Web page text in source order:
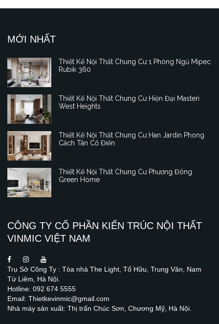
MỚI NHẤT
Thiết Kế Nội Thất Chung Cư 1 Phòng Ngủ Mipec
Rubik 360
Thiết Kế Nội Thất Chung Cư Hiện Đại Masteri
West Heights
Thiết Kế Nội Thất Chung Cư Han Jardin Phong
Cách Tân Cổ Điển
Thiết Kế Nội Thất Chung Cư Phương Đông
Green Home
CÔNG TY CỔ PHẦN KIẾN TRÚC NỘI THẤT
VINMIC VIỆT NAM
Trụ Sở Công Ty : Tòa nhà The Light, Tố Hữu, Trung Văn, Nam
Từ Liêm, Hà Nội.
Hotline: 092 674 5555
Email: Thietkevinmic@gmail.com
Nhà máy sản xuất: Thị trấn Chúc Sơn, Chương Mỹ, Hà Nội.